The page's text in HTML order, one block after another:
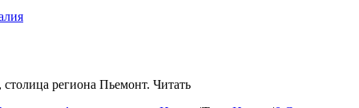
региона Пьемонт. Читать